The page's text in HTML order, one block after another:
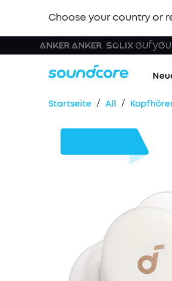
Choose your country or
Startseite / All /